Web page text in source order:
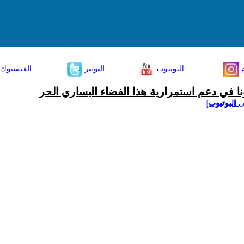
الفيسبوك
التويتر اليوتيوب
في دعم استمرارية هذا الفضاء اليساري الحر
اليوتيوب]